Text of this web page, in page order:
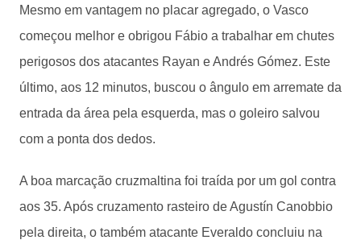
Mesmo em vantagem no placar agregado, o Vasco
começou melhor e obrigou Fábio a trabalhar em chutes
perigosos dos atacantes Rayan e Andrés Gómez. Este
último, aos 12 minutos, buscou o ângulo em arremate da
entrada da área pela esquerda, mas o goleiro salvou
com a ponta dos dedos.
A boa marcação cruzmaltina foi traída por um gol contra
aos 35. Após cruzamento rasteiro de Agustín Canobbio
pela direita, o também atacante Everaldo concluiu na